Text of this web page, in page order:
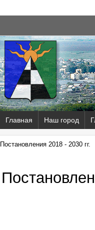
Главная Наш город
Постановления 2018 - 2030 гг.